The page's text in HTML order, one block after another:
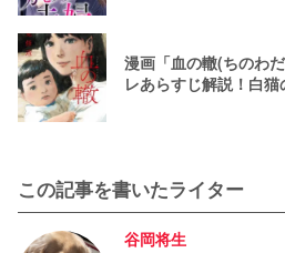
漫画「血の轍(ちのわ
レあらすじ解説！白猫
この記事を書いたライター
谷岡将生